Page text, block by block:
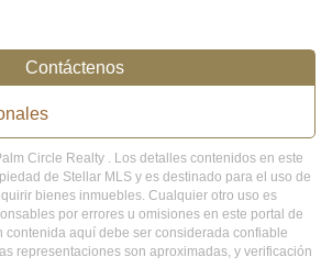
Contáctenos
Circle Realty . Los detalles contenidos en este
de Stellar MLS y es destinado para el uso de
bienes inmuebles. Cualquier otro uso es
por errores u omisiones en este portal de
contenida aquí debe ser considerada confiable
representaciones son aproximadas, y verificación